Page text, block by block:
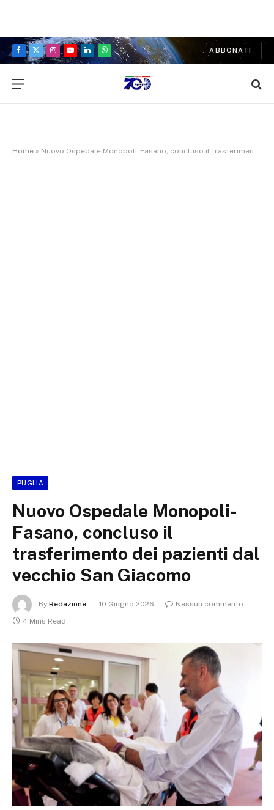
Facebook
X
Instagram
YouTubeLinkedInWhatsApp
ABBONATI
Home » Nuovo Ospedale Monopoli-Fasano, concluso il trasferimento dei pazienti dal vecchio San Giacomo
PUGLIA
Nuovo Ospedale Monopoli-
Fasano, concluso il
trasferimento dei pazienti dal
vecchio San Giacomo
By Redazione 10 Giugno 2026
Nessun commento
4 Mins Read